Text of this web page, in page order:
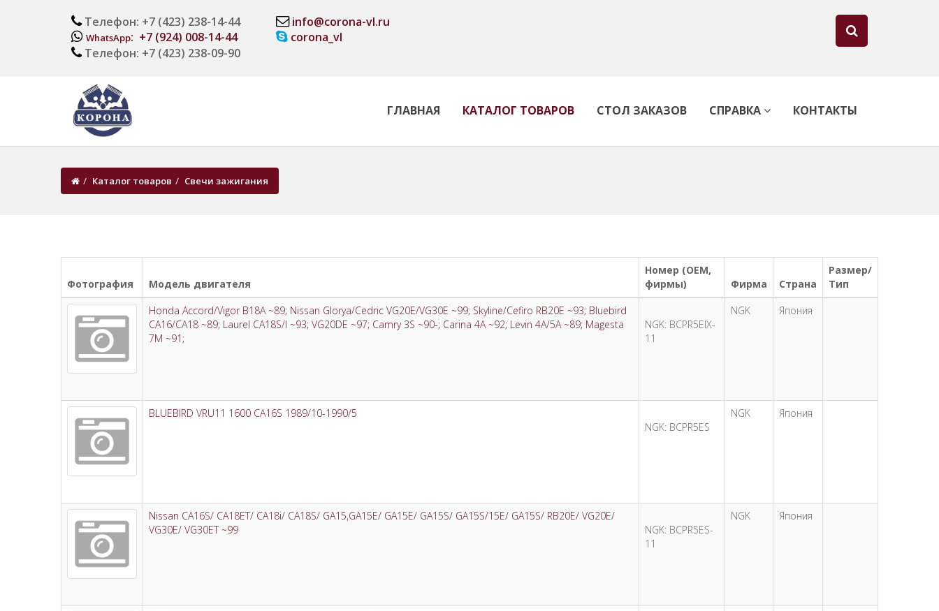
Телефон: +7 (423) 238-14-44
WhatsApp: +7 (924) 008-14-44
Телефон: +7 (423) 238-09-90
info@corona-vl.ru
corona_vl
ГЛАВНАЯ КАТАЛОГ ТОВАРОВ СТОЛ ЗАКАЗОВ СПРАВКА КОНТАКТЫ
Каталог товаров Свечи зажигания
Фотография Модель двигателя
Номер (OEM,
фирмы)
Фирма Страна
Размер/
Тип
Honda Accord/Vigor B18A ~89; Nissan Glorya/Cedric VG20E/VG30E ~99; Skyline/Cefiro RB20E ~93; Bluebird
CA16/CA18 ~89; Laurel CA18S/I ~93; VG20DE ~97; Camry 3S ~90-; Carina 4A ~92; Levin 4A/5A ~89; Magesta
7M ~91;
NGK: BCPR5EIX-
11
NGK Япония
BLUEBIRD VRU11 1600 CA16S 1989/10-1990/5
NGK: BCPR5ES
NGK Япония
Nissan CA16S/ CA18ET/ CA18i/ CA18S/ GA15,GA15E/ GA15E/ GA15S/ GA15S/15E/ GA15S/ RB20E/ VG20E/
VG30E/ VG30ET ~99
NGK: BCPR5ES-
11
NGK Япония